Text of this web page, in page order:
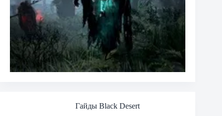
Гайды Black Desert